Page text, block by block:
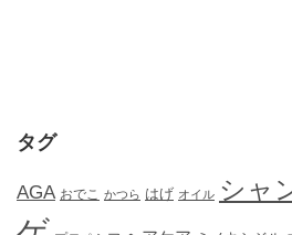
タグ
AGA おでこ かつら はげ オイル シャ